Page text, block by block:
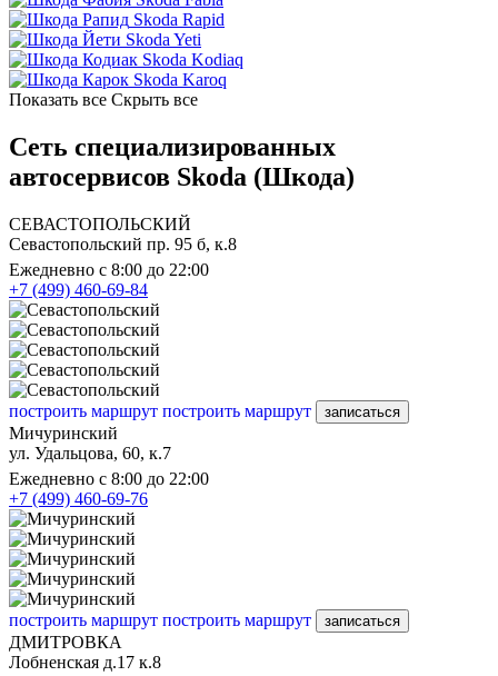
Skoda Rapid
Skoda Yeti
Skoda Kodiaq
Skoda Karoq
Показать все Скрыть все
Сеть специализированных
автосервисов Skoda (Шкода)
СЕВАСТОПОЛЬСКИЙ
Севастопольский пр. 95 б, к.8
Ежедневно с 8:00 до 22:00
+7 (499) 460-69-84
построить маршрут построить маршрут записаться
Мичуринский
ул. Удальцова, 60, к.7
Ежедневно с 8:00 до 22:00
+7 (499) 460-69-76
построить маршрут построить маршрут записаться
ДМИТРОВКА
Лобненская д.17 к.8